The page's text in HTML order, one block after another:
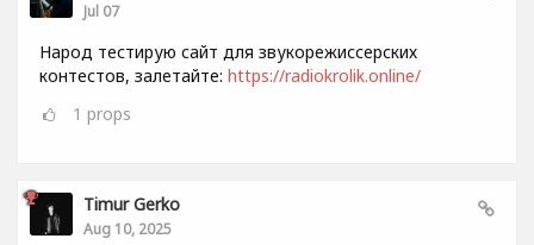
Jul 07
Народ тестирую сайт для звукорежиссерских
контестов, залетайте: https://radiokrolik.online/
1 props
Timur Gerko
Aug 10, 2025